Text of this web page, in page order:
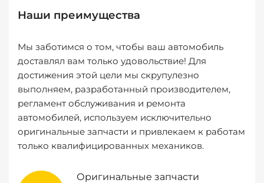
Наши преимущества
Мы заботимся о том, чтобы ваш автомобиль
доставлял вам только удовольствие! Для
достижения этой цели мы скрупулезно
выполняем, разработанный производителем,
регламент обслуживания и ремонта
автомобилей, используем исключительно
оригинальные запчасти и привлекаем к работам
только квалифицированных механиков.
Оригинальные запчасти